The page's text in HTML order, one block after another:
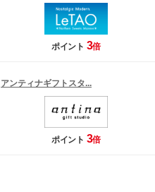
ポイント 3倍
アンティナギフトスタ...
ポイント 3倍